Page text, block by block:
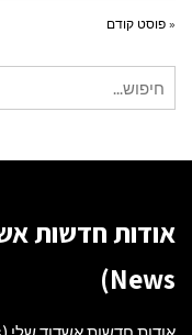
« פוסט קודם
עבור:
News)